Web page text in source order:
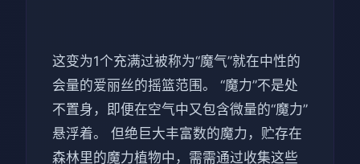
这变为1个充满过被称为“魔气”就在中性的
会量的爱丽丝的摇篮范围。 “魔力”不是处
不置身，即便在空气中又包含微量的“魔力”
悬浮着。 但绝巨大丰富数的魔力，贮存在
森林里的魔力植物中，需需通过收集这些